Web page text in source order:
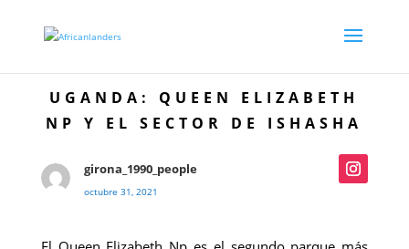
UGANDA: QUEEN ELIZABETH
NP Y EL SECTOR DE ISHASHA
girona_1990_people
octubre 31, 2021